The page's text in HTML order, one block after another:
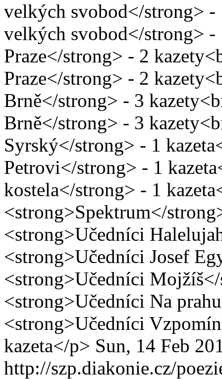
velkých svobod</strong> -
velkých svobod</strong>
Praze</strong> - 2
Praze</strong> - 2
Brně</strong> - 3
Brně</strong> - 3
Syrský</strong> - 1
Petrovi</strong> - 1
kostela</strong> - 1
<strong>Spektrum</
<strong>Učedníci
<strong>Učedníci Josef
<strong>Učedníci
<strong>Učedníci Na
<strong>Učedníci
kazeta</p> Sun, 14 Feb
http://szp.diakonie.cz/